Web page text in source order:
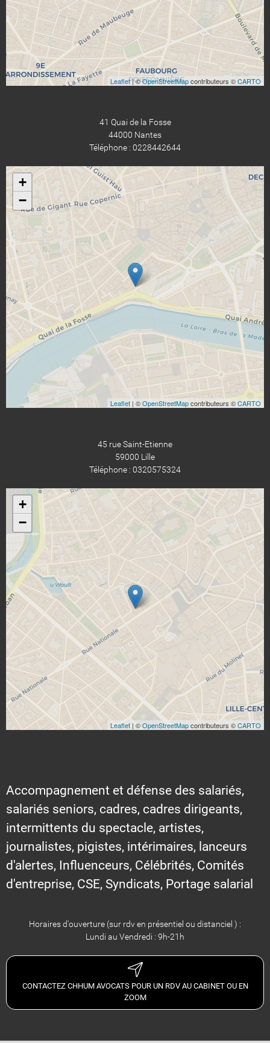
Leaflet| ©OpenStreetMapcontributeurs ©CARTO
41 Quai de la Fosse
44000 Nantes
Téléphone : 0228442644
+
−
Leaflet | ©OpenStreetMapcontributeurs ©CARTO
45 rue Saint-Etienne
59000 Lille
Téléphone : 0320575324
+
−
Leaflet | ©OpenStreetMapcontributeurs ©CARTO
Accompagnement et défense des salariés,
salariés seniors, cadres, cadres dirigeants,
intermittents du spectacle, artistes,
journalistes, pigistes, intérimaires, lanceurs
d'alertes, Influenceurs, Célébrités, Comités
d'entreprise, CSE, Syndicats, Portage salarial
Horaires d'ouverture (sur rdv en présentiel ou distanciel ) :
Lundi au Vendredi : 9h-21h
CONTACTEZ CHHUM AVOCATS POUR UN RDV AU CABINET OU EN
ZOOM